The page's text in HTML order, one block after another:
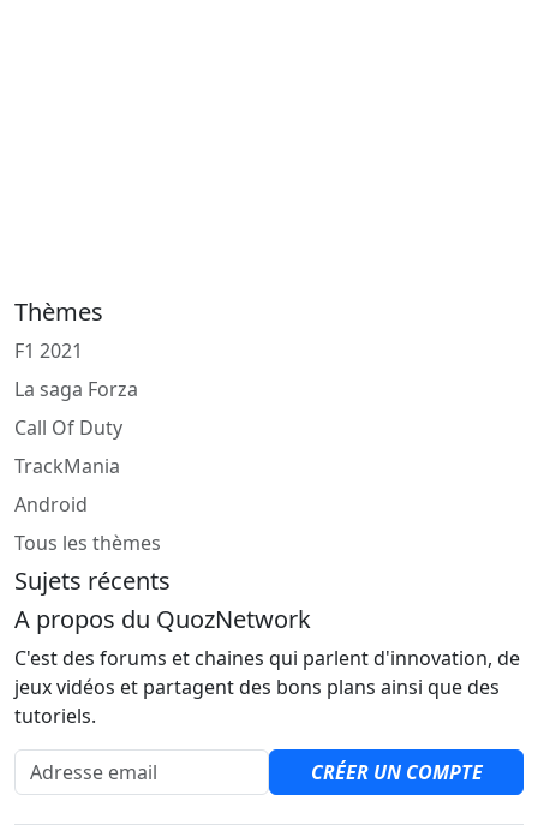
Thèmes
F1 2021
La saga Forza
Call Of Duty
TrackMania
Android
Tous les thèmes
Sujets récents
A propos du QuozNetwork
C'est des forums et chaines qui parlent d'innovation, de
jeux vidéos et partagent des bons plans ainsi que des
tutoriels.
Adresse email
CRÉER UN COMPTE